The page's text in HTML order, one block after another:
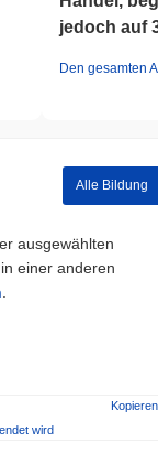
jedoch auf
Den gesamten
Alle Bildung
ausgewählten
einer anderen
Kopieren
wird